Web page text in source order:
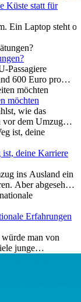
Küste statt für
Ein Laptop steht
in
Passagiere
600 Euro pro
entstandene
Stunden
die
Wort:
kostenlos oder
Deutschland erst
möchten
wie das
vor dem Umzug
ist, deine Karriere
ins Ausland ein
Aber abgesehen
Erfahrungen
man von
junge